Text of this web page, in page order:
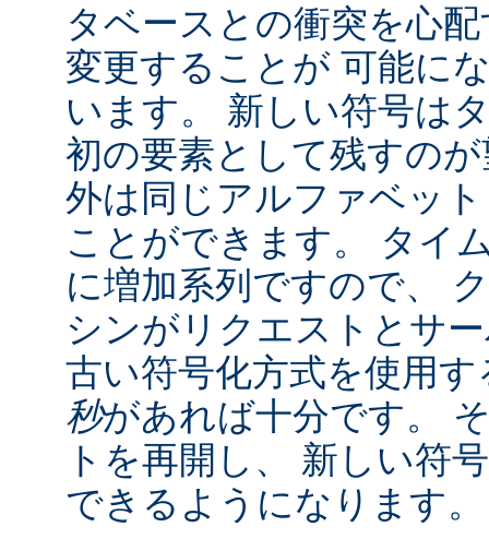
タベースとの衝突を心
変更することが 可能に
います。 新しい符号は
初の要素として残すの
外は同じアルファベッ
ことができます。 タイ
に増加系列ですので、
シンがリクエストとサ
古い符号化方式を使用
秒があれば十分です。
トを再開し、 新しい符
できるようになります。